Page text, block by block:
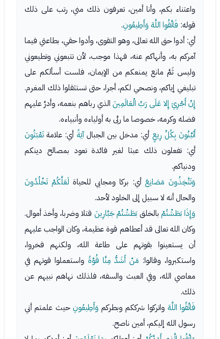
واعتناء بكم، وأنا أمين، تعرفون ذلك مني، رتب على ذلك
قوله: فَاتَّقُوا اللَّهَ وَأَطِيعُونِ.
أي: أدوا حق الله تعالى، وهو التقوى، وأدوا حقي، بطاعتي فيما
آمركم به، وأنهاكم عنه، فهذا موجب، لأن تتبعوني وتطيعوني
وليس ثَمَّ مانع يمنعكم من الإيمان، فلست أسألكم على
تبليغي إياكم، ونصحي لكم، أجرا، حتى تستثقلوا ذلك المغرم.
إِنْ أَجْرِيَ إِلا عَلَى رَبِّ الْعَالَمِينَ الذي رباهم بنعمه، وأدرَّ عليهم
فضله وكرمه، خصوصا ما ربَّى به أولياءه وأنبياءه.
أَتَبْنُونَ بِكُلِّ رِيعٍ أي: مدخل بين الجبالآيَةً أي: علامةتَعْبَثُونَ
أي: تفعلون ذلك عبثا لغير فائدة تعود بمصالح دينكم
ودنياكم.
وَتَتَّخِذُونَ مَصَانِعَأي: بركا ومجابي للحياة لَعَلَّكُمْ تَخْلُدُونَ
والحال أنه لا سبيل إلى الخلود لأحد.
وَإِذَا بَطَشْتُمْ بالخلقبَطَشْتُمْ جَبَّارِينَ قتلا وضربا، وأخذ أموال.
وكان الله تعالى قد أعطاهم قوة عظيمة، وكان الواجب عليهم
أن يستعينوا بقوتهم على طاعة الله، ولكنهم فخروا،
واستكبروا، وقالوا: مَنْ أَشَدُّ مِنَّا قُوَّةً واستعملوا قوتهم في
معاصي الله، وفي العبث والسفه، فلذلك نهاهم نبيهم عن
ذلك.
فَاتَّقُوا اللَّهَ واتركوا شرككم وبطركم وَأَطِيعُونِ حيث علمتم أني
رسول الله إليكم، أمين ناصح.